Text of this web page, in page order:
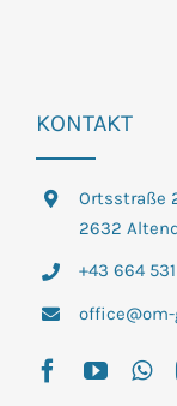
KONTAKT
Ortsstraße
2632
+43 664 531